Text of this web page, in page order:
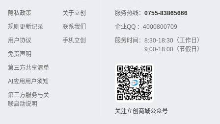
隐私政策
规则更新记录
用户协议
免责声明
第三方共享清单
AI应用用户须知
第三方服务与关
联启动说明
关于立创
联系我们
手机立创
服务热线： 0755-83865666
企业QQ ： 4000800709
服务时间： 8:30-18:30（工作日）
9:00-18:00（节假日）
关注立创商城公众号